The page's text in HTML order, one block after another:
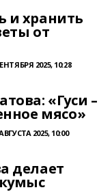
и хранить
от
2025, 10:28
«Гуси –
мясо»
2025, 10:00
делает